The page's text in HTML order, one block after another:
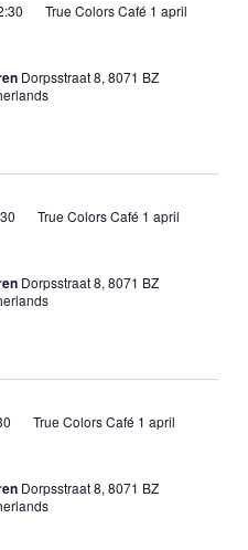
True Colors Café 1 april
Dorpsstraat 8, 8071 BZ
True Colors Café 1 april
Dorpsstraat 8, 8071 BZ
True Colors Café 1 april
Dorpsstraat 8, 8071 BZ